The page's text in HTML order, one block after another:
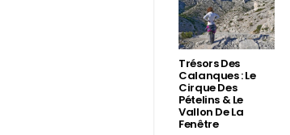
Trésors Des
Calanques : Le
Cirque Des
Pételins & Le
Vallon De La
Fenêtre